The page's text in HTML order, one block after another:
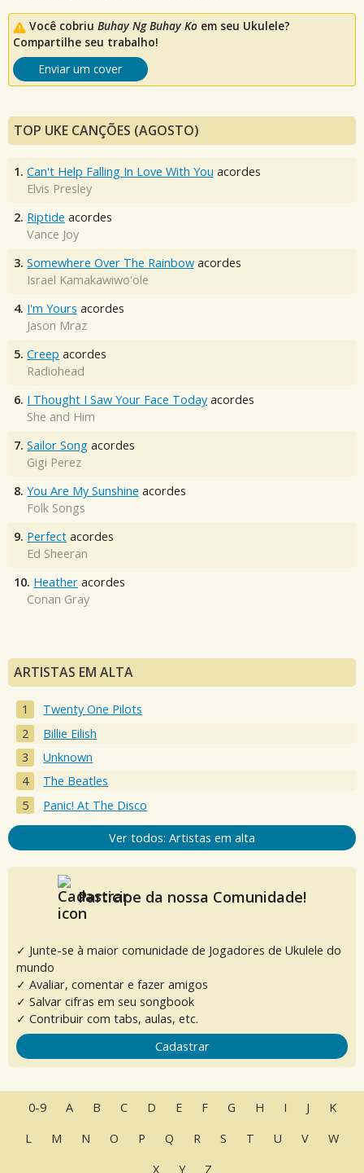
Você cobriu Buhay Ng Buhay Ko em seu Ukulele?
Compartilhe seu trabalho!
Enviar um cover
TOP UKE CANÇÕES (AGOSTO)
1. Can't Help Falling In Love With You acordes
Elvis Presley
2. Riptide acordes
Vance Joy
3. Somewhere Over The Rainbow acordes
Israel Kamakawiwo'ole
4. I'm Yours acordes
Jason Mraz
5. Creep acordes
Radiohead
6. I Thought I Saw Your Face Today acordes
She and Him
7. Sailor Song acordes
Gigi Perez
8. You Are My Sunshine acordes
Folk Songs
9. Perfect acordes
Ed Sheeran
10. Heather acordes
Conan Gray
ARTISTAS EM ALTA
Twenty One Pilots
Billie Eilish
Unknown
The Beatles
Panic! At The Disco
Ver todos: Artistas em alta
Participe da nossa Comunidade!
✓ Junte-se à maior comunidade de Jogadores de Ukulele do
mundo
✓ Avaliar, comentar e fazer amigos
✓ Salvar cifras em seu songbook
✓ Contribuir com tabs, aulas, etc.
Cadastrar
0-9 A B C D E F G H I J
K
L
M N O P Q R S T U V
W
X
Y Z